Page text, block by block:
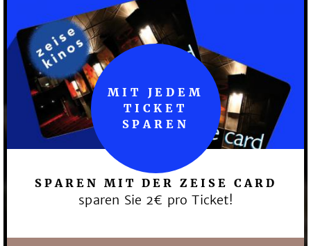
SPAREN MIT DER ZEISE CARD
sparen Sie 2€ pro Ticket!
MIT JEDEM
TICKET
SPAREN